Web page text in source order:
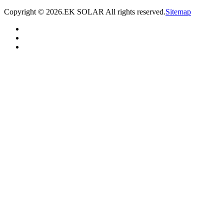
Copyright © 2026.EK SOLAR All rights reserved.Sitemap